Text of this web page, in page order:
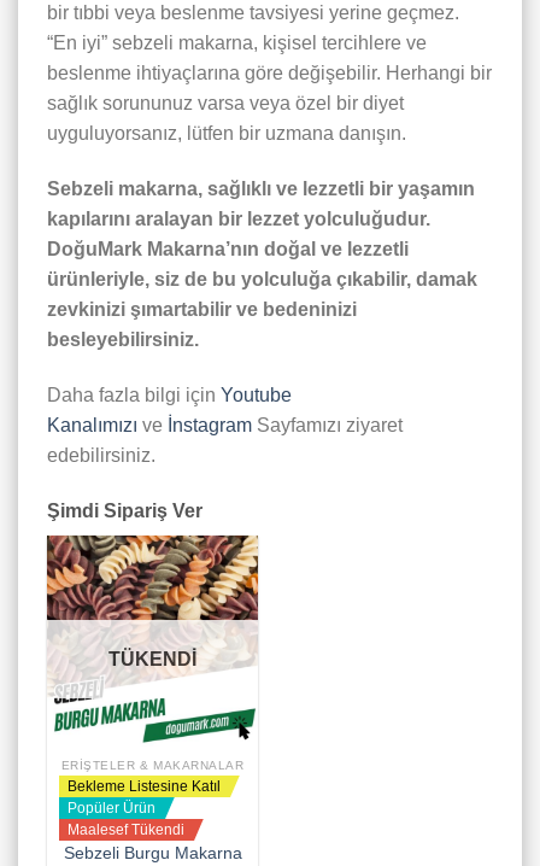
bir tıbbi veya beslenme tavsiyesi yerine geçmez.
“En iyi” sebzeli makarna, kişisel tercihlere ve
beslenme ihtiyaçlarına göre değişebilir. Herhangi bir
sağlık sorununuz varsa veya özel bir diyet
uyguluyorsanız, lütfen bir uzmana danışın.
Sebzeli makarna, sağlıklı ve lezzetli bir yaşamın
kapılarını aralayan bir lezzet yolculuğudur.
DoğuMark Makarna’nın doğal ve lezzetli
ürünleriyle, siz de bu yolculuğa çıkabilir, damak
zevkinizi şımartabilir ve bedeninizi
besleyebilirsiniz.
Daha fazla bilgi için Youtube
Kanalımızı ve İnstagram Sayfamızı ziyaret
edebilirsiniz.
Şimdi Sipariş Ver
TÜKENDİ
ERIŞTELER & MAKARNALAR
Bekleme Listesine Katıl
Popüler Ürün
Maalesef Tükendi
Sebzeli Burgu Makarna